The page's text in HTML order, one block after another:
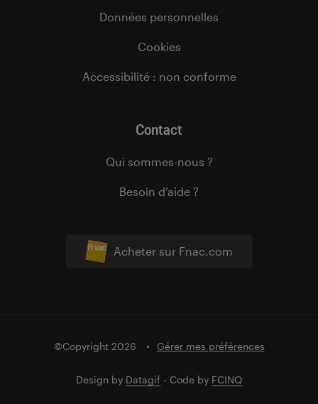
Acheter sur Fnac.com
Données personnelles
Cookies
Accessibilité : non conforme
Contact
Qui sommes-nous ?
Besoin d’aide ?
©Copyright 2026 Gérer mes préférences
Design by Datagif - Code by FCINQ